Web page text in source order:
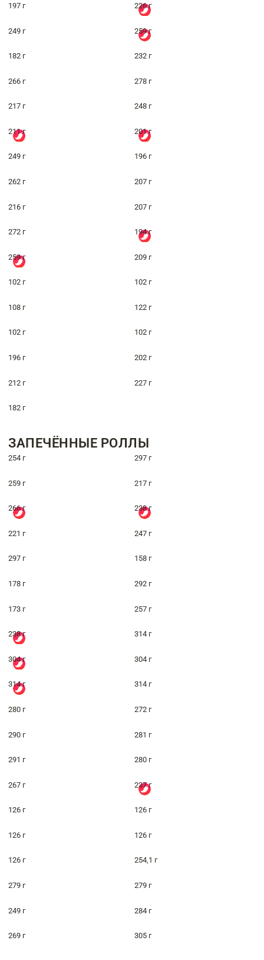
197 г 226 г
249 г 259 г
182 г 232 г
266 г 278 г
217 г 248 г
211 г 201 г
249 г 196 г
262 г 207 г
216 г 207 г
272 г 194 г
259 г 209 г
102 г 102 г
108 г 122 г
102 г 102 г
196 г 202 г
212 г 227 г
182 г
ЗАПЕЧЁННЫЕ РОЛЛЫ
254 г 297 г
259 г 217 г
266 г 238 г
221 г 247 г
297 г 158 г
178 г 292 г
173 г 257 г
238 г 314 г
304 г 304 г
314 г 314 г
280 г 272 г
290 г 281 г
291 г 280 г
267 г 237 г
126 г 126 г
126 г 126 г
126 г 254,1 г
279 г 279 г
249 г 284 г
269 г 305 г